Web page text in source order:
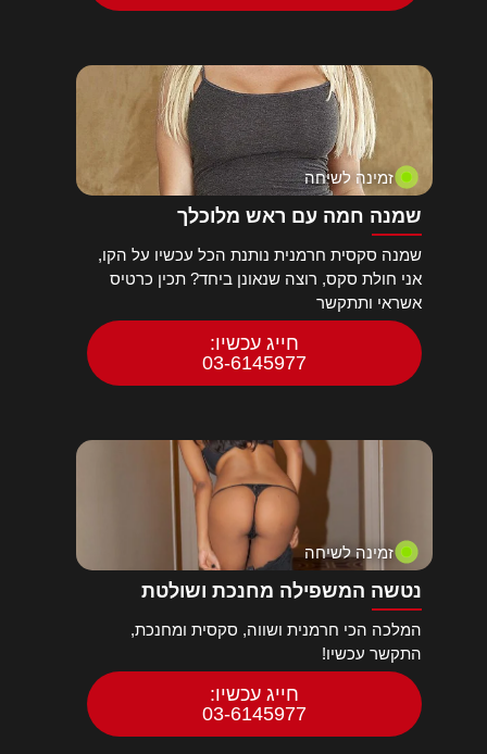
זמינה לשיחה
שמנה חמה עם ראש מלוכלך
שמנה סקסית חרמנית נותנת הכל עכשיו על הקו,
אני חולת סקס, רוצה שנאונן ביחד? תכין כרטיס
אשראי ותתקשר
חייג עכשיו:
03-6145977
זמינה לשיחה
נטשה המשפילה מחנכת ושולטת
המלכה הכי חרמנית ושווה, סקסית ומחנכת,
התקשר עכשיו!
חייג עכשיו:
03-6145977